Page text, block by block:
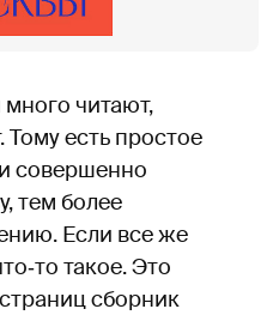
читают,
есть простое
совершенно
тем более
Если все же
такое. Это
сборник